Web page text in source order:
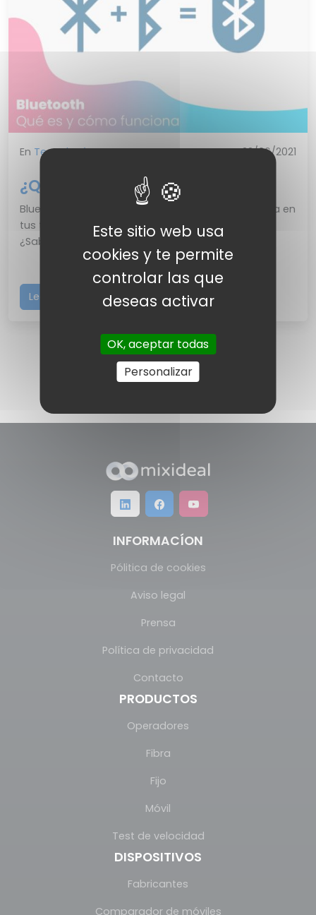
En Tecnología mar., 22/06/2021
¿Qué es el bluetooth?
Bluetooth, un poco de historia Lo activas cada día en
tus teléfonos, tus ordenadores, tus tabletas…
¿Sabías que el nombre de Bluetooth, est...
Leer más
INFORMACÍON
Pólitica de cookies
Aviso legal
Prensa
Política de privacidad
Contacto
PRODUCTOS
Operadores
Fibra
Fijo
Móvil
Test de velocidad
DISPOSITIVOS
Fabricantes
Comparador de móviles
Este sitio web usa
cookies y te permite
controlar las que
deseas activar
OK, aceptar todas
Personalizar